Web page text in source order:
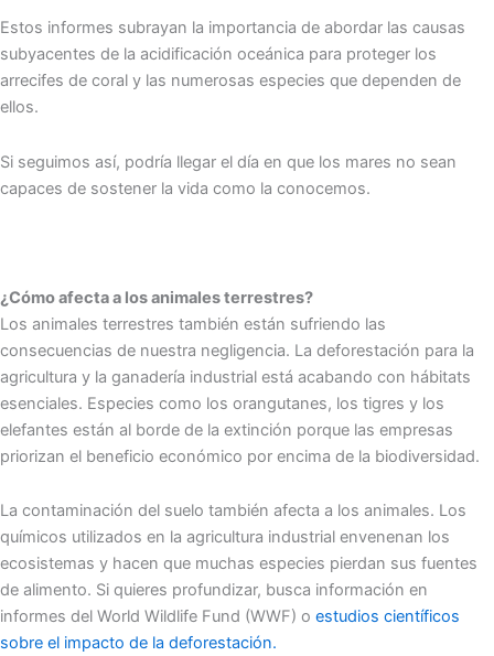
Estos informes subrayan la importancia de abordar las causas
subyacentes de la acidificación oceánica para proteger los
arrecifes de coral y las numerosas especies que dependen de
ellos.
Si seguimos así, podría llegar el día en que los mares no sean
capaces de sostener la vida como la conocemos.
¿Cómo afecta a los animales terrestres?
Los animales terrestres también están sufriendo las
consecuencias de nuestra negligencia. La deforestación para la
agricultura y la ganadería industrial está acabando con hábitats
esenciales. Especies como los orangutanes, los tigres y los
elefantes están al borde de la extinción porque las empresas
priorizan el beneficio económico por encima de la biodiversidad.
La contaminación del suelo también afecta a los animales. Los
químicos utilizados en la agricultura industrial envenenan los
ecosistemas y hacen que muchas especies pierdan sus fuentes
de alimento. Si quieres profundizar, busca información en
informes del World Wildlife Fund (WWF) o estudios científicos
sobre el impacto de la deforestación.